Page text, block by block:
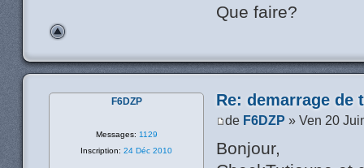
Que faire?
Re: demarrage de
de F6DZP » Ven 20
Bonjour,
F6DZP
Messages: 1129
Inscription: 24 Déc 2010